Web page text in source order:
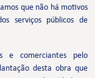
que não há motivos
serviços públicos de
e comerciantes pelo
desta obra que